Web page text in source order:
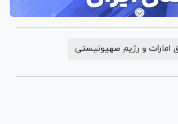
امارات و رژیم صهیونیستی